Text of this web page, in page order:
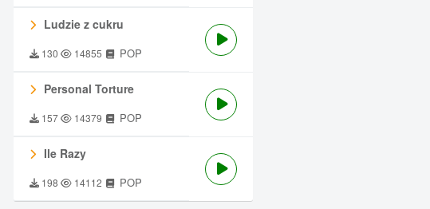
Ludzie z cukru
130 14855 POP
Personal Torture
157 14379 POP
Ile Razy
198 14112 POP